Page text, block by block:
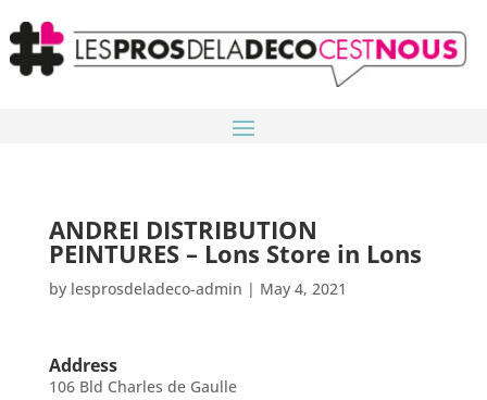
ANDREI DISTRIBUTION
PEINTURES – Lons Store in Lons
by lesprosdeladeco-admin | May 4, 2021
Address
106 Bld Charles de Gaulle